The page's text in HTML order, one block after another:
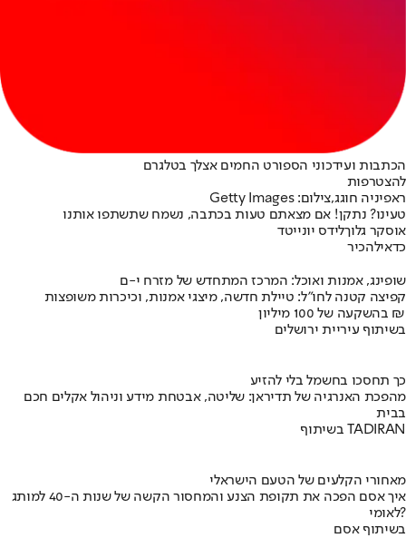
הכתבות ועידכוני הספורט החמים אצלך בטלגרם
להצטרפות
ראפיניה חוגג,צילום: Getty Images
טעינו? נתקן! אם מצאתם טעות בכתבה, נשמח שתשתפו אותנו
אוסקר גלוךלידס יונייטד
כדאילהכיר
שופינג, אמנות ואוכל: המרכז המתחדש של מזרח י-ם
קפיצה קטנה לחו"ל: טיילת חדשה, מיצגי אמנות, וכיכרות משופצות
בהשקעה של 100 מיליון ₪
בשיתוף עיריית ירושלים
כך תחסכו בחשמל בלי להזיע
מהפכת האנרגיה של תדיראן: שליטה, אבטחת מידע וניהול אקלים חכם
בבית
בשיתוף TADIRAN
מאחורי הקלעים של הטעם הישראלי
איך אסם הפכה את תקופת הצנע והמחסור הקשה של שנות ה-40 למותג
לאומי?
בשיתוף אסם